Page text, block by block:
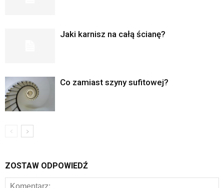
Jaki karnisz na całą ścianę?
Co zamiast szyny sufitowej?
ZOSTAW ODPOWIEDŹ